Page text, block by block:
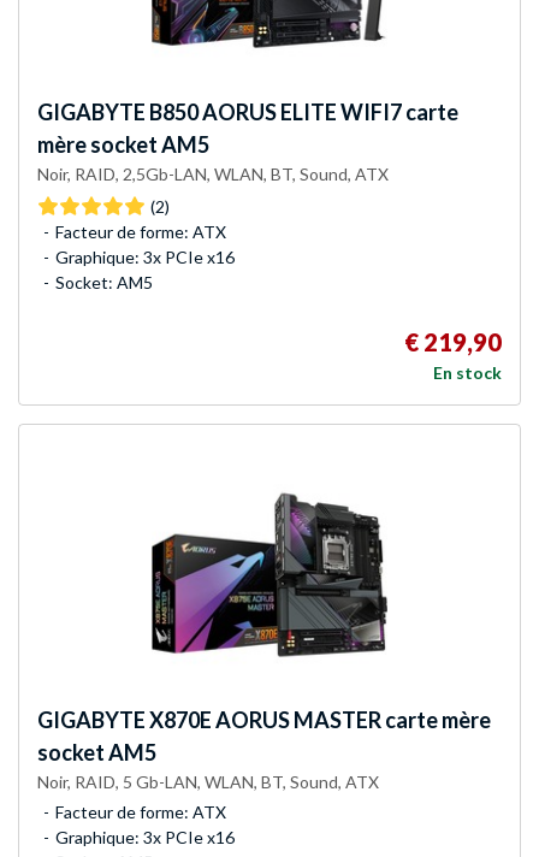
GIGABYTE B850 AORUS ELITE WIFI7 carte
mère socket AM5
Noir, RAID, 2,5Gb-LAN, WLAN, BT, Sound, ATX
(2)
Facteur de forme: ATX
Graphique: 3x PCIe x16
Socket: AM5
€ 219,90
En stock
GIGABYTEX870E AORUS MASTER carte mère
socket AM5
Noir, RAID, 5 Gb-LAN, WLAN, BT, Sound, ATX
Facteur de forme: ATX
Graphique: 3x PCIe x16